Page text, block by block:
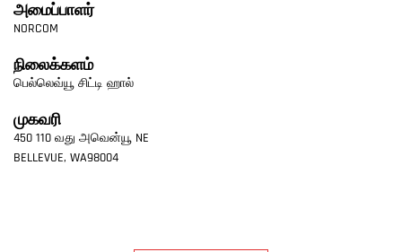
அமைப்பாளர்
NORCOM
நிலைக்களம்
பெல்லெவ்யூ சிட்டி ஹால்
முகவரி
450 110 வது அவென்யூ NE
BELLEVUE, WA98004